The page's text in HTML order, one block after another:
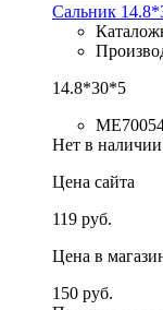
Сальник
14.8*30*5
Нет в наличии
Цена сайта
119 руб.
Цена в
150 руб.